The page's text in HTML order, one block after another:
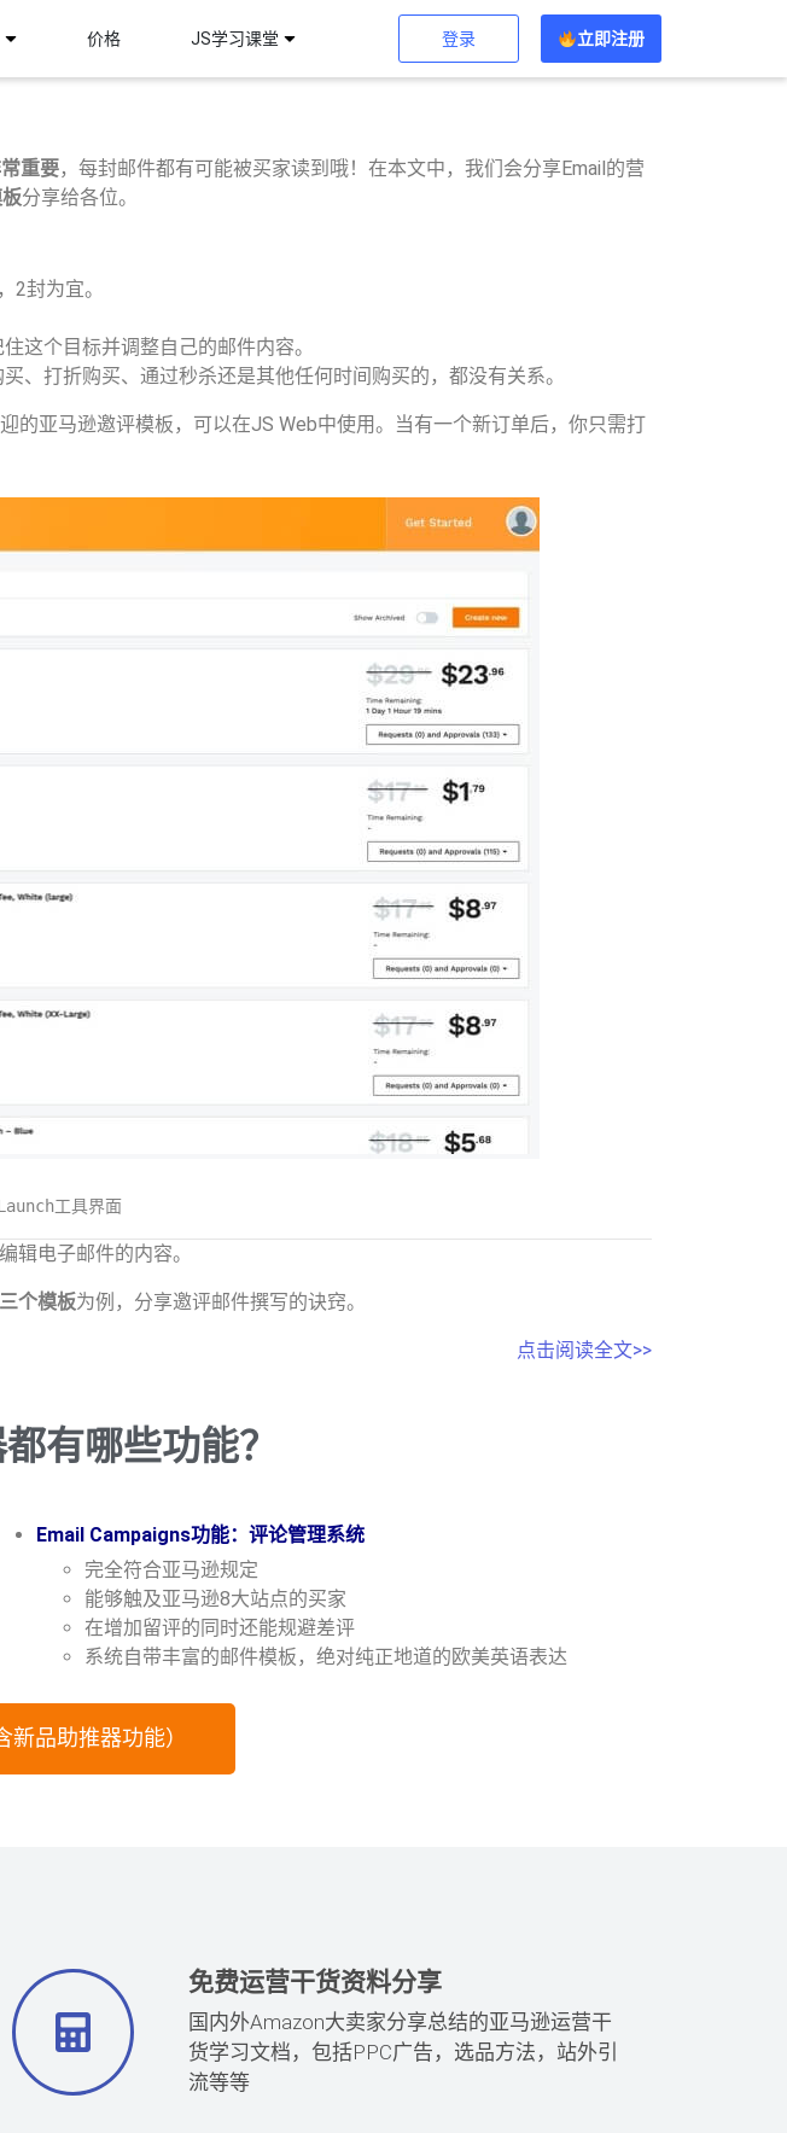
价格 JS学习课堂 登录 立即注册
重要，每封邮件都有可能被买家读到哦！在本文中，我们会分享Email的营
分享给各位。
2封为宜。
这个目标并调整自己的邮件内容。
、打折购买、通过秒杀还是其他任何时间购买的，都没有关系。
的亚马逊邀评模板，可以在JS Web中使用。当有一个新订单后，你只需打
工具界面
辑电子邮件的内容。
三个模板为例，分享邀评邮件撰写的诀窍。
点击阅读全文>>
有哪些功能？
Email Campaigns功能：评论管理系统
️完全符合亚马逊规定
️能够触及亚马逊8大站点的买家
️在增加留评的同时还能规避差评
️系统自带丰富的邮件模板，绝对纯正地道的欧美英语表达
品助推器功能）
免费运营干货资料分享
国内外Amazon大卖家分享总结的亚马逊运营干
货学习文档，包括PPC广告，选品方法，站外引
流等等